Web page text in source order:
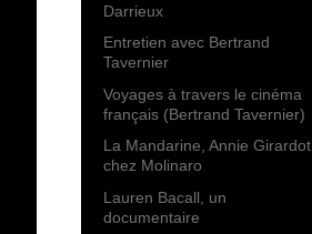
Darrieux
Entretien avec Bertrand
Tavernier
Voyages à travers le cinéma
français (Bertrand Tavernier)
La Mandarine, Annie Girardot
chez Molinaro
Lauren Bacall, un
documentaire